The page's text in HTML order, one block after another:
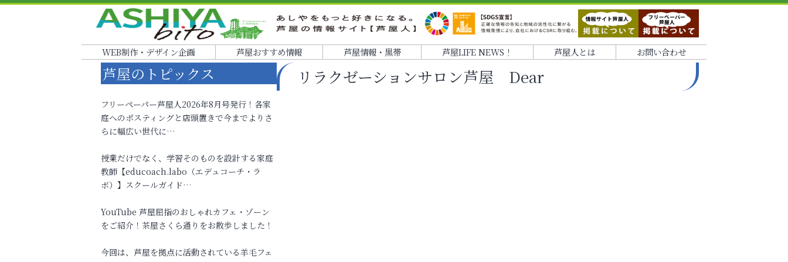
WEB制作・デザイン企画 芦屋おすすめ情報 芦屋情報・黒帯 芦屋LIFE NEWS！ 芦屋人とは お問い合わせ
リラクゼーションサロン芦屋 Dear
芦屋のトピックス
フリーペーパー芦屋人2026年8月号発行！各家
庭へのポスティングと店頭置きで今までよりさ
らに幅広い世代に…
授業だけでなく、学習そのものを設計する家庭
教師【educoach.labo（エデュコーチ・ラ
ボ）】スクールガイド…
YouTube 芦屋屈指のおしゃれカフェ・ゾーン
をご紹介！茶屋さくら通りをお散歩しました！
今回は、芦屋を拠点に活動されている羊毛フェ